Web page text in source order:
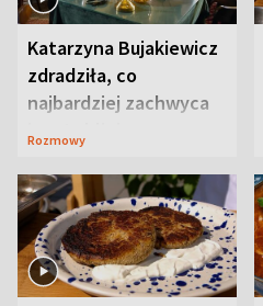
Katarzyna Bujakiewicz
zdradziła, co
najbardziej zachwyca
ją w Lublinie
Rozmowy